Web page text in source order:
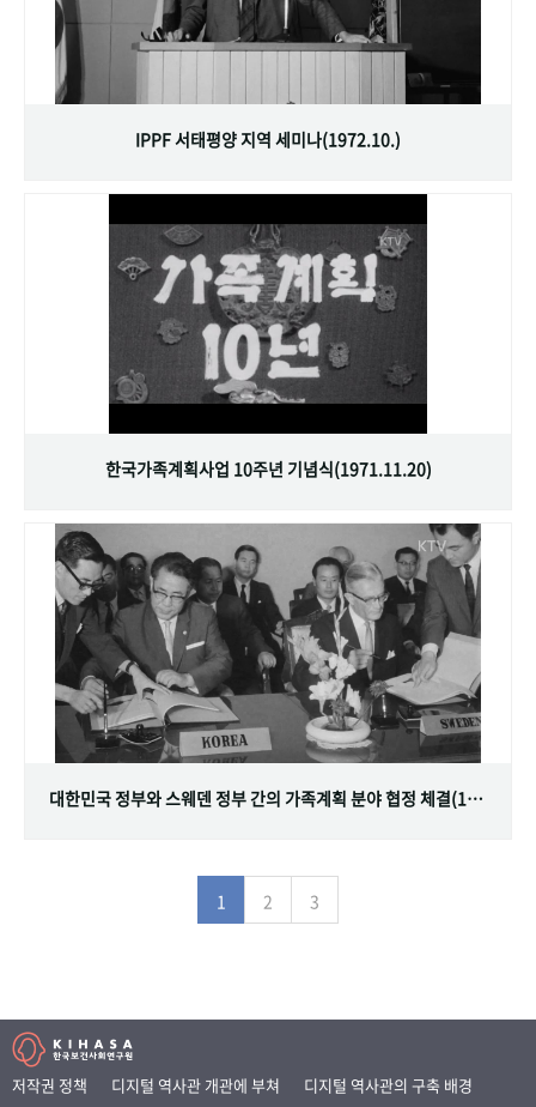
IPPF 서태평양 지역 세미나(1972.10.)
한국가족계획사업 10주년 기념식(1971.11.20)
대한민국 정부와 스웨덴 정부 간의 가족계획 분야 협정 체결(1968.07.12)
1 2 3
저작권 정책 디지털 역사관 개관에 부쳐
디지털 역사관의 구축 배경